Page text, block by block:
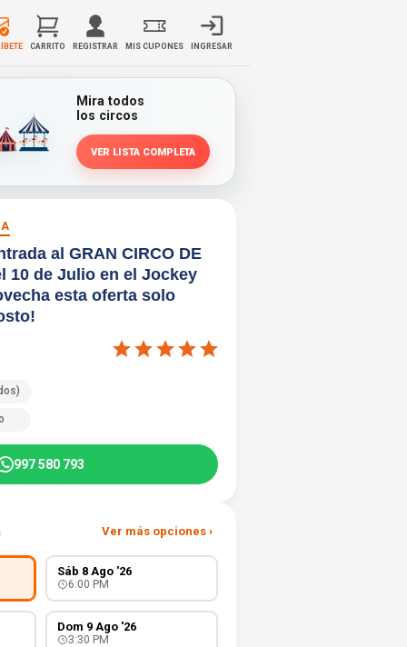
CARRITO REGISTRAR MIS CUPONES INGRESAR
Mira todos
los circos
VER LISTA COMPLETA
al GRAN CIRCO DE
10 de Julio en el Jockey
esta oferta solo
997 580 793
Ver más opciones ›
Sáb 8 Ago '26
6:00 PM
Dom 9 Ago '26
3:30 PM